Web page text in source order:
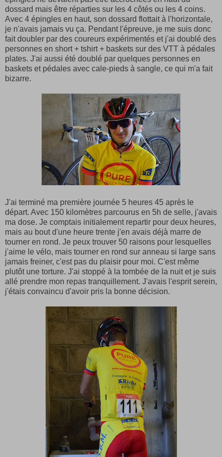
dossard mais être réparties sur les 4 côtés ou les 4 coins.
Avec 4 épingles en haut, son dossard flottait à l'horizontale,
je n'avais jamais vu ça. Pendant l'épreuve, je me suis donc
fait doubler par des coureurs expérimentés et j'ai doublé des
personnes en short + tshirt + baskets sur des VTT à pédales
plates. J'ai aussi été doublé par quelques personnes en
baskets et pédales avec cale-pieds à sangle, ce qui m'a fait
bizarre.
J'ai terminé ma première journée 5 heures 45 après le
départ. Avec 150 kilomètres parcourus en 5h de selle, j'avais
ma dose. Je comptais initialement repartir pour deux heures,
mais au bout d'une heure trente j'en avais déjà marre de
tourner en rond. Je peux trouver 50 raisons pour lesquelles
j'aime le vélo, mais tourner en rond sur anneau si large sans
jamais freiner, c'est pas du plaisir pour moi. C'est même
plutôt une torture. J'ai stoppé à la tombée de la nuit et je suis
allé prendre mon repas tranquillement. J'avais l'esprit serein,
j'étais convaincu d'avoir pris la bonne décision.